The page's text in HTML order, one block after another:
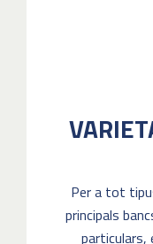
Per a tot
principals
particulars,